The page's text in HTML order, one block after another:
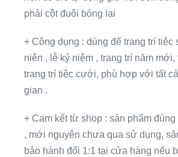
phải cột đuôi bóng lại
+ Công dụng : dùng để trang trí tiệc
niên , lễ kỷ niệm , trang trí năm mới,
trang trí tiệc cưới, phù hợp với tất
gian .
+ Cam kết từ shop : sản phẩm
, mới nguyên chưa qua sử dụng,
bảo hành đổi 1:1 tại cửa hàng nếu